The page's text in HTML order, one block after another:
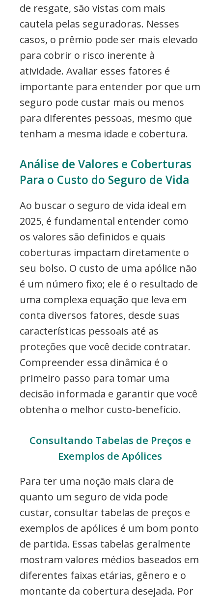
de resgate, são vistas com mais
cautela pelas seguradoras. Nesses
casos, o prêmio pode ser mais elevado
para cobrir o risco inerente à
atividade. Avaliar esses fatores é
importante para entender por que um
seguro pode custar mais ou menos
para diferentes pessoas, mesmo que
tenham a mesma idade e cobertura.
Análise de Valores e Coberturas
Para o Custo do Seguro de Vida
Ao buscar o seguro de vida ideal em
2025, é fundamental entender como
os valores são definidos e quais
coberturas impactam diretamente o
seu bolso. O custo de uma apólice não
é um número fixo; ele é o resultado de
uma complexa equação que leva em
conta diversos fatores, desde suas
características pessoais até as
proteções que você decide contratar.
Compreender essa dinâmica é o
primeiro passo para tomar uma
decisão informada e garantir que você
obtenha o melhor custo-benefício.
Consultando Tabelas de Preços e
Exemplos de Apólices
Para ter uma noção mais clara de
quanto um seguro de vida pode
custar, consultar tabelas de preços e
exemplos de apólices é um bom ponto
de partida. Essas tabelas geralmente
mostram valores médios baseados em
diferentes faixas etárias, gênero e o
montante da cobertura desejada. Por